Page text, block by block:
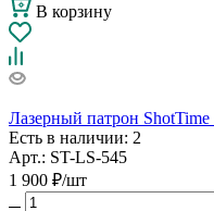
В корзину
Лазерный патрон
Есть в наличии: 2
Арт.: ST-LS-545
1 900 ₽/шт